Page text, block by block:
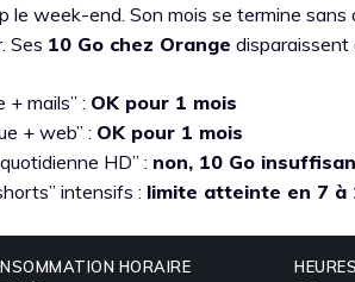
le week-end. Son mois se termine sans
Ses 10 Go chez Orange disparaissent
+ mails” : OK pour 1 mois
+ web” : OK pour 1 mois
HD” : non, 10 Go
intensifs : limite atteinte en 7 à
HORAIRE